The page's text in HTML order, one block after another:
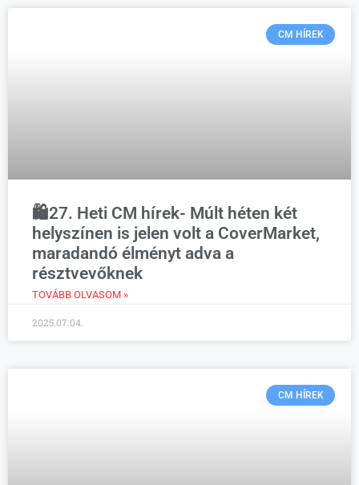
CM HÍREK
🛍️27. Heti CM hírek- Múlt héten két
helyszínen is jelen volt a CoverMarket,
maradandó élményt adva a
résztvevőknek
TOVÁBB OLVASOM »
2025.07.04.
CM HÍREK